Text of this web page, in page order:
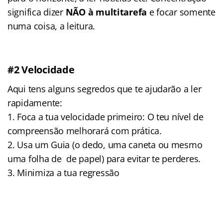
significa dizerNÃO à multitarefa e focar somente
numa coisa, a leitura.
#2 Velocidade
Aqui tens alguns segredos que te ajudarão a ler
rapidamente:
1. Foca a tua velocidade primeiro: O teu nível de
compreensão melhorará com prática.
2. Usa um Guia (o dedo, uma caneta ou mesmo
uma folha de de papel) para evitar te perderes.
3. Minimiza a tua regressão